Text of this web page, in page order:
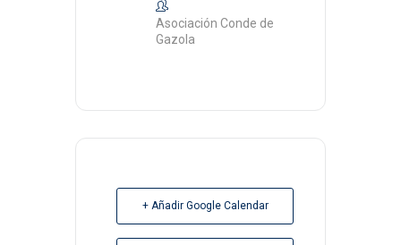
Asociación Conde de
Gazola
+ Añadir Google Calendar